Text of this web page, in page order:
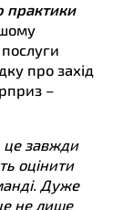
практики
про захід
–
це завжди
оцінити
Дуже
не лише